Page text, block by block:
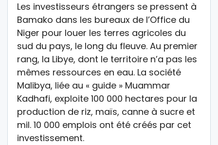
Les investisseurs étrangers se pressent à
Bamako dans les bureaux de l’Office du
Niger pour louer les terres agricoles du
sud du pays, le long du fleuve. Au premier
rang, la Libye, dont le territoire n’a pas les
mêmes ressources en eau. La société
Malibya, liée au « guide » Muammar
Kadhafi, exploite 100 000 hectares pour la
production de riz, maïs, canne à sucre et
mil. 10 000 emplois ont été créés par cet
investissement.